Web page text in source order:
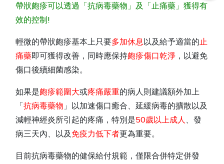
帶狀皰疹可以透過「抗病毒藥物」及「止痛藥」獲得有
效的控制!
輕微的帶狀皰疹基本上只要多加休息以及給予適當的止
痛藥即可獲得改善，同時應保持皰疹傷口乾淨 ，以避免
傷口後續細菌感染。
如果是皰疹範圍大或疼痛嚴重的病人則建議額外加上
「抗病毒藥物 」以加速傷口癒合、延緩病毒的擴散以及
減輕神經炎所引起的疼痛，特別是50歲以上成人 、發
病三天內、以及 免疫力低下者更為重要。
目前抗病毒藥物的健保給付規範，僅限合併特定併發